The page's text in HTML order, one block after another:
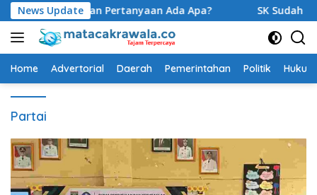
Langsung
ke
konten
News Update
Pertanyaan Ada Apa? SK Sudah Terbit, Baru
Home Advertorial Daerah Pemerintahan Politik
Partai